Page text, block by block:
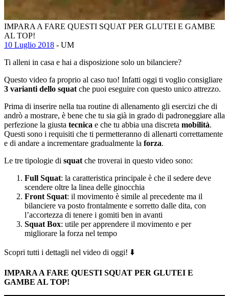
IMPARA A FARE QUESTI SQUAT PER GLUTEI E GAMBE
AL TOP!
10 Luglio 2018 - UM
Ti alleni in casa e hai a disposizione solo un bilanciere?
Questo video fa proprio al caso tuo! Infatti oggi ti voglio consigliare
3 varianti dello squat che puoi eseguire con questo unico attrezzo.
Prima di inserire nella tua routine di allenamento gli esercizi che di
andrò a mostrare, è bene che tu sia già in grado di padroneggiare alla
perfezione la giusta tecnica e che tu abbia una discreta mobilità.
Questi sono i requisiti che ti permetteranno di allenarti correttamente
e di andare a incrementare gradualmente la forza.
Le tre tipologie di squat che troverai in questo video sono:
Full Squat: la caratteristica principale è che il sedere deve
scendere oltre la linea delle ginocchia
Front Squat: il movimento è simile al precedente ma il
bilanciere va posto frontalmente e sorretto dalle dita, con
l’accortezza di tenere i gomiti ben in avanti
Squat Box: utile per apprendere il movimento e per
migliorare la forza nel tempo
Scopri tutti i dettagli nel video di oggi! ⬇️
IMPARA A FARE QUESTI SQUAT PER GLUTEI E
GAMBE AL TOP!